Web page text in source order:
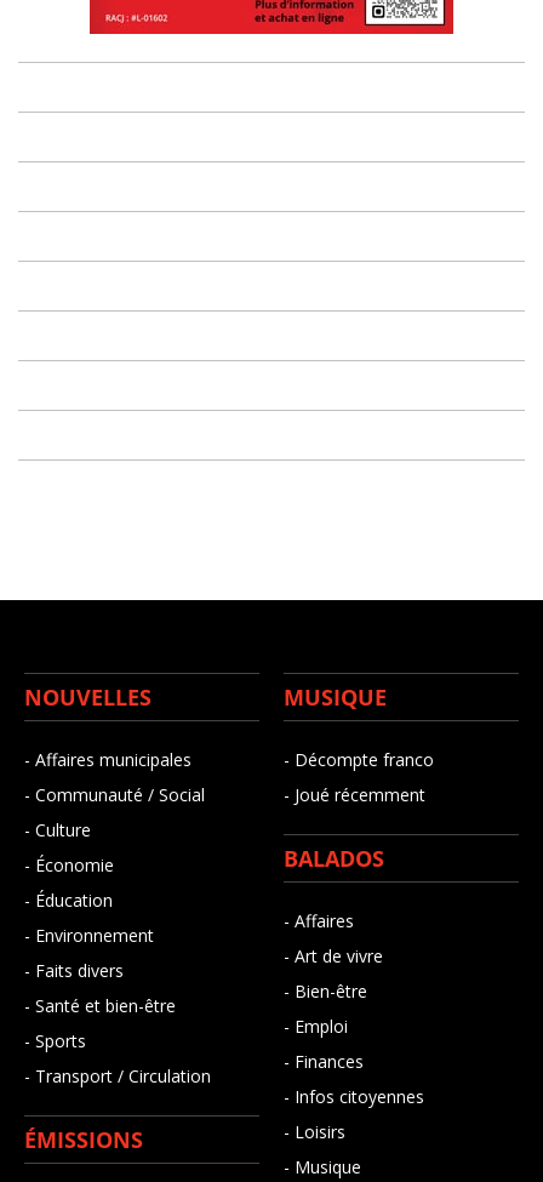
NOUVELLES
- Affaires municipales
- Communauté / Social
- Culture
- Économie
- Éducation
- Environnement
- Faits divers
- Santé et bien-être
- Sports
- Transport / Circulation
ÉMISSIONS
MUSIQUE
- Décompte franco
- Joué récemment
BALADOS
- Affaires
- Art de vivre
- Bien-être
- Emploi
- Finances
- Infos citoyennes
- Loisirs
- Musique